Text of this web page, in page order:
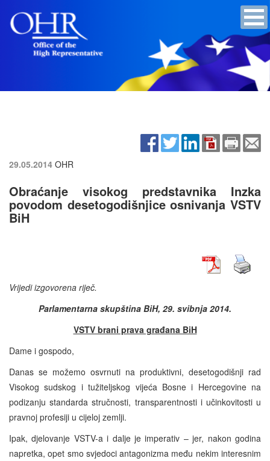
29.05.2014 OHR
Obraćanje visokog predstavnika Inzka
povodom desetogodišnjice osnivanja VSTV
BiH
Vrijedi izgovorena riječ.
Parlamentarna skupština BiH, 29. svibnja 2014.
VSTV brani prava građana BiH
Dame i gospodo,
Danas se možemo osvrnuti na produktivni, desetogodišnji rad
Visokog sudskog i tužiteljskog vijeća Bosne i Hercegovine na
podizanju standarda stručnosti, transparentnosti i učinkovitosti u
pravnoj profesiji u cijeloj zemlji.
Ipak, djelovanje VSTV-a i dalje je imperativ – jer, nakon godina
napretka, opet smo svjedoci antagonizma među nekim interesnim